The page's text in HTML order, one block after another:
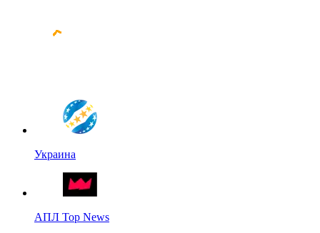
Украина
АПЛ Top News